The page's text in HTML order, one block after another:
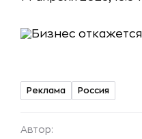
Реклама Россия
Автор: